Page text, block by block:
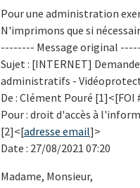
Pour une administration
N'imprimons que si
-------- Message original
Sujet : [INTERNET]
administratifs -
De : Clément Pouré [1]<[FOI
Pour : droit d'accès à
[2]<[adresse email]>
Date : 27/08/2021 07:20
Madame, Monsieur,